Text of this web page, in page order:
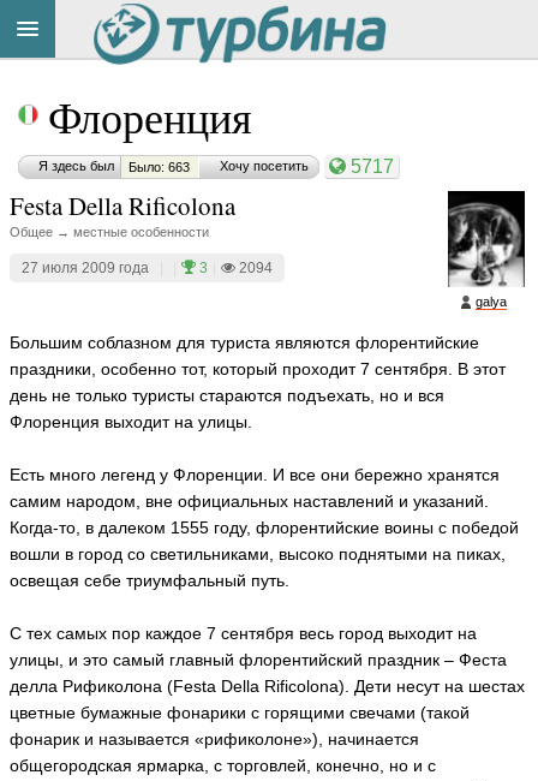
Флоренция
Я здесь был Было: 663 Хочу посетить 5717
galya
Festa Della Rificolona
Общее → местные особенности
27 июля 2009 года 3 2094
Большим соблазном для туриста являются флорентийские
праздники, особенно тот, который проходит 7 сентября. В этот
день не только туристы стараются подъехать, но и вся
Флоренция выходит на улицы.
Есть много легенд у Флоренции. И все они бережно хранятся
самим народом, вне официальных наставлений и указаний.
Когда-то, в далеком 1555 году, флорентийские воины с победой
вошли в город со светильниками, высоко поднятыми на пиках,
освещая себе триумфальный путь.
С тех самых пор каждое 7 сентября весь город выходит на
улицы, и это самый главный флорентийский праздник – Феста
делла Рификолона (Festa Della Rificolona). Дети несут на шестах
цветные бумажные фонарики с горящими свечами (такой
фонарик и называется «рификолоне»), начинается
общегородская ярмарка, с торговлей, конечно, но и с
на
сайте: